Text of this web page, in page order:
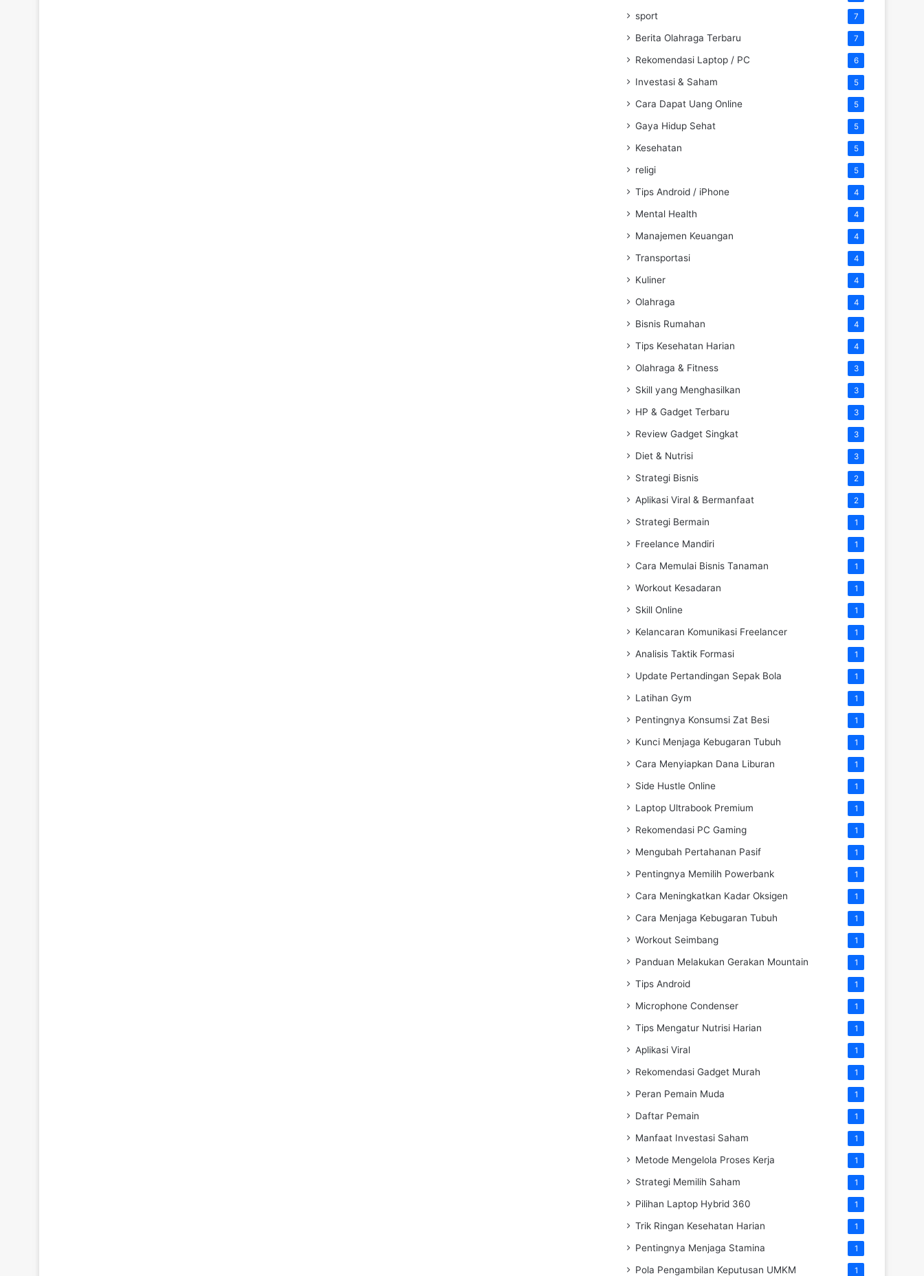
sport 7
Berita Olahraga Terbaru 7
Rekomendasi Laptop / PC 6
Investasi & Saham 5
Cara Dapat Uang Online 5
Gaya Hidup Sehat 5
Kesehatan 5
religi 5
Tips Android / iPhone 4
Mental Health 4
Manajemen Keuangan 4
Transportasi 4
Kuliner 4
Olahraga 4
Bisnis Rumahan 4
Tips Kesehatan Harian 4
Olahraga & Fitness 3
Skill yang Menghasilkan 3
HP & Gadget Terbaru 3
Review Gadget Singkat 3
Diet & Nutrisi 3
Strategi Bisnis 2
Aplikasi Viral & Bermanfaat 2
Strategi Bermain 1
Freelance Mandiri 1
Cara Memulai Bisnis Tanaman 1
Workout Kesadaran 1
Skill Online 1
Kelancaran Komunikasi Freelancer 1
Analisis Taktik Formasi 1
Update Pertandingan Sepak Bola 1
Latihan Gym 1
Pentingnya Konsumsi Zat Besi 1
Kunci Menjaga Kebugaran Tubuh 1
Cara Menyiapkan Dana Liburan 1
Side Hustle Online 1
Laptop Ultrabook Premium 1
Rekomendasi PC Gaming 1
Mengubah Pertahanan Pasif 1
Pentingnya Memilih Powerbank 1
Cara Meningkatkan Kadar Oksigen 1
Cara Menjaga Kebugaran Tubuh 1
Workout Seimbang 1
Panduan Melakukan Gerakan Mountain 1
Tips Android 1
Microphone Condenser 1
Tips Mengatur Nutrisi Harian 1
Aplikasi Viral 1
Rekomendasi Gadget Murah 1
Peran Pemain Muda 1
Daftar Pemain 1
Manfaat Investasi Saham 1
Metode Mengelola Proses Kerja 1
Strategi Memilih Saham 1
Pilihan Laptop Hybrid 360 1
Trik Ringan Kesehatan Harian 1
Pentingnya Menjaga Stamina 1
Pola Pengambilan Keputusan UMKM 1